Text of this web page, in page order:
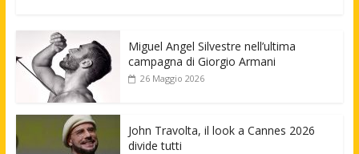
Miguel Angel Silvestre nell’ultima
campagna di Giorgio Armani
26 Maggio 2026
John Travolta, il look a Cannes 2026
divide tutti